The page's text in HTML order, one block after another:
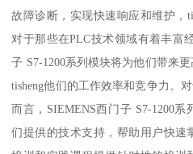
故障诊断，实现快速响应和维护，
对于那些在PLC技术领域有着丰富
子 S7-1200系列模块将为他们带来
tisheng他们的工作效率和竞争力。
而言，SIEMENS西门子 S7-1200
们提供的技术支持，帮助用户快速